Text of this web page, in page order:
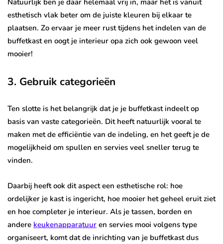
Natuurlijk ben je daar helemaal vrij in, maar het is vanuit
esthetisch vlak beter om de juiste kleuren bij elkaar te
plaatsen. Zo ervaar je meer rust tijdens het indelen van de
buffetkast en oogt je interieur opa zich ook gewoon veel
mooier!
3. Gebruik categorieën
Ten slotte is het belangrijk dat je je buffetkast indeelt op
basis van vaste categorieën. Dit heeft natuurlijk vooral te
maken met de efficiëntie van de indeling, en het geeft je de
mogelijkheid om spullen en servies veel sneller terug te
vinden.
Daarbij heeft ook dit aspect een esthetische rol: hoe
ordelijker je kast is ingericht, hoe mooier het geheel eruit ziet
en hoe completer je interieur. Als je tassen, borden en
andere keukenapparatuur en servies mooi volgens type
organiseert, komt dat de inrichting van je buffetkast dus